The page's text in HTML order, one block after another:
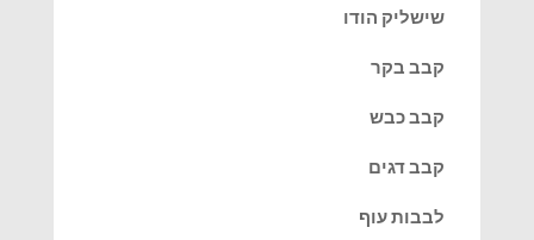
שישליק הודו
קבב בקר
קבב כבש
קבב דגים
לבבות עוף